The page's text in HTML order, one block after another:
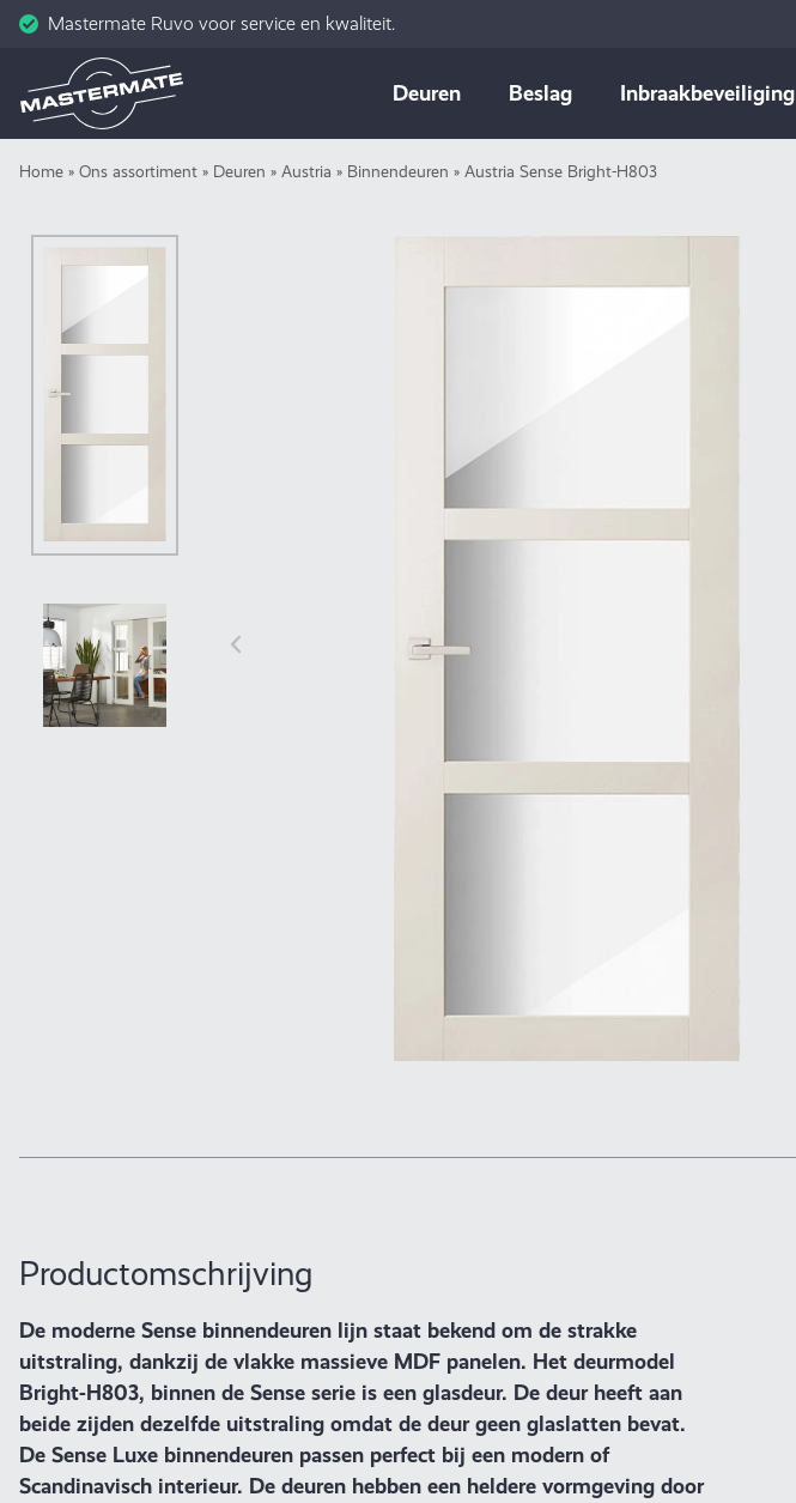
Mastermate Ruvo voor service en kwaliteit.
content
Deuren Beslag Inbraakbeveiliging
Home » Ons assortiment » Deuren » Austria » Binnendeuren » Austria Sense Bright-H803
Productomschrijving
De moderne Sense binnendeuren lijn staat bekend om de strakke
uitstraling, dankzij de vlakke massieve MDF panelen. Het deurmodel
Bright-H803, binnen de Sense serie is een glasdeur. De deur heeft aan
beide zijden dezelfde uitstraling omdat de deur geen glaslatten bevat.
De Sense Luxe binnendeuren passen perfect bij een modern of
Scandinavisch interieur. De deuren hebben een heldere vormgeving door